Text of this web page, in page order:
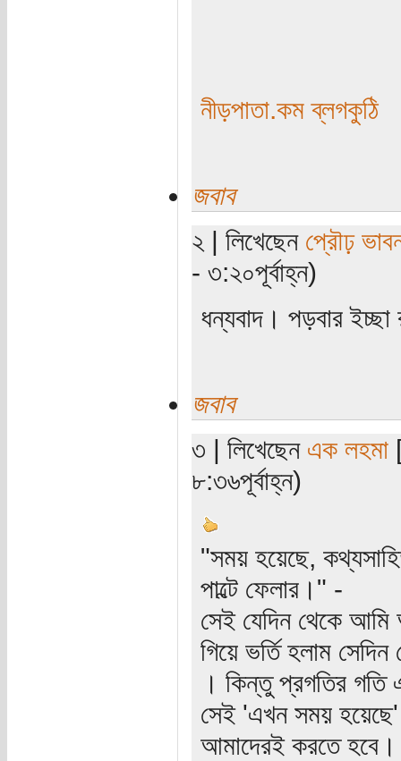
নীড়পাতা.কম ব্লগকুঠি
জবাব
২ | লিখেছেন প্রৌঢ়
- ৩:২০পূর্বাহ্ন)
ধন্যবাদ। পড়বার
জবাব
৩ | লিখেছেন এক লহমা
৮:৩৬পূর্বাহ্ন)
"সময় হয়েছে,
পাল্টে ফেলার।" -
সেই যেদিন থেকে
গিয়ে ভর্তি হলাম
। কিন্তু প্রগতির গতি
সেই 'এখন সময় হয়েছে'
আমাদেরই করতে হবে।